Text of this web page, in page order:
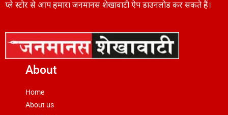
प्ले स्टोर से आप हमारा जनमानस शेखावाटी ऐप डाउनलोड कर सकते हैं।
About
Home
About us